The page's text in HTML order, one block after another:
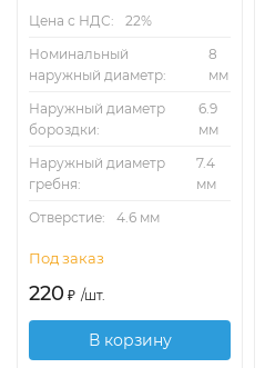
Цена с НДС:
22%
Номинальный
наружный диаметр:
8
мм
Наружный диаметр
бороздки:
6.9
мм
Наружный диаметр
гребня:
7.4
мм
Отверстие:
4.6 мм
Под заказ
220 ₽ /шт.
В корзину